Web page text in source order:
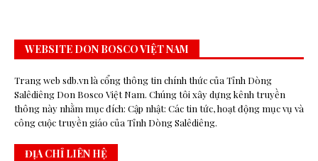
WEBSITE DON BOSCO VIỆT NAM
Trang web sdb.vn là cổng thông tin chính thức của Tỉnh Dòng
Salêdiêng Don Bosco Việt Nam. Chúng tôi xây dựng kênh truyền
thông này nhằm mục đích: Cập nhật: Các tin tức, hoạt động mục vụ và
công cuộc truyền giáo của Tỉnh Dòng Salêdiêng.
ĐỊA CHỈ LIÊN HỆ